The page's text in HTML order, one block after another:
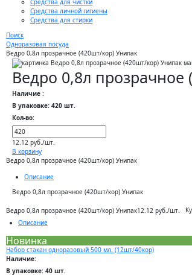
Средства для чистки
Средства личной гигиены
Средства для стирки
Поиск
Одноразовая посуда
Ведро 0,8л прозрачное (420шт/кор) Унипак
Ведро 0,8л
Наличие :
В упаковке: 420 шт.
Кол-во:
12.12 руб./шт.
В корзину
Ведро 0,8л прозрачное (420шт/кор) Унипак
Описание
Ведро 0,8л прозрачное (420шт/кор) Унипак
Ведро 0,8л прозрачное (420шт/кор) Унипак12.12 руб./шт.
Описание
Новинка
Набор стакан одноразовый 500 мл. (12шт/40кор)
Наличие:
В упаковке: 40 шт.